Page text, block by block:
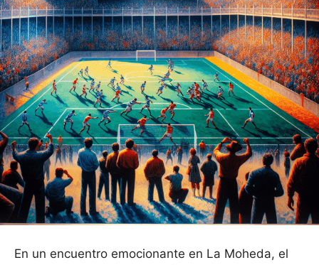
En un encuentro emocionante en La Moheda, el